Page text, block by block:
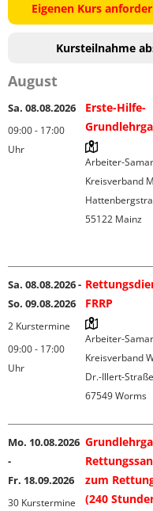
Eigenen Kurs
Kursteilnahme
August
Sa. 08.08.2026
09:00 - 17:00
Uhr
Erste-Hilfe-
Arbeiter-
Kreisverband
55122 Mainz
Sa. 08.08.2026 -
So. 09.08.2026
2 Kurstermine
09:00 - 17:00
Uhr
FRRP
Arbeiter-
Kreisverband
Dr.-Illert-
Mo. 10.08.2026
-
Fr. 18.09.2026
30 Kurstermine
zum
(240